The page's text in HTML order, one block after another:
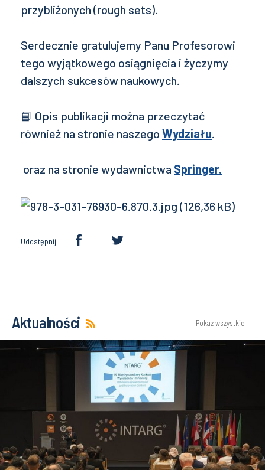
przybliżonych (rough sets).
Serdecznie gratulujemy Panu Profesorowi
tego wyjątkowego osiągnięcia i życzymy
dalszych sukcesów naukowych.
📘 Opis publikacji można przeczytać
również na stronie naszego Wydziału.
oraz na stronie wydawnictwa Springer.
Udostępnij:
Aktualności Pokaż wszystkie